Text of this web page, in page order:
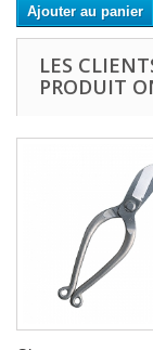
Ajouter au panier
LES
PRODUIT